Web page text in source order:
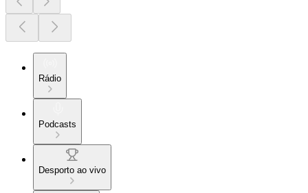
Rádio
Podcasts
Desporto ao vivo